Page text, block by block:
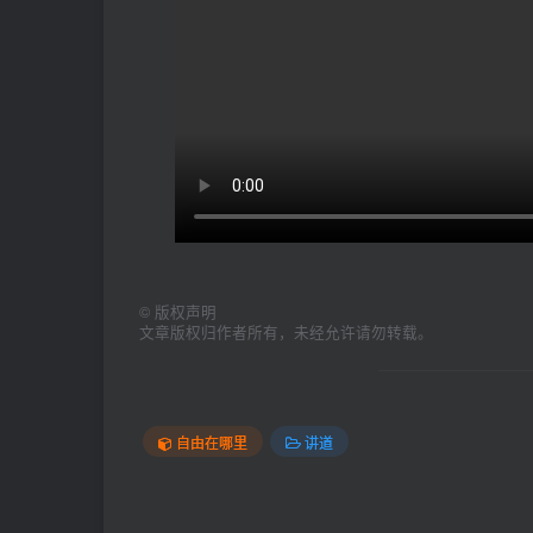
© 版权声明
文章版权归作者所有，未经允许请勿转载。
自由在哪里 讲道